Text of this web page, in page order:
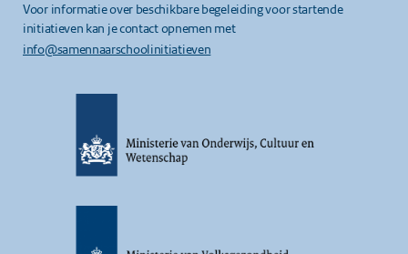
Voor informatie over beschikbare begeleiding voor startende
initiatieven kan je contact opnemen met
info@samennaarschoolinitiatieven